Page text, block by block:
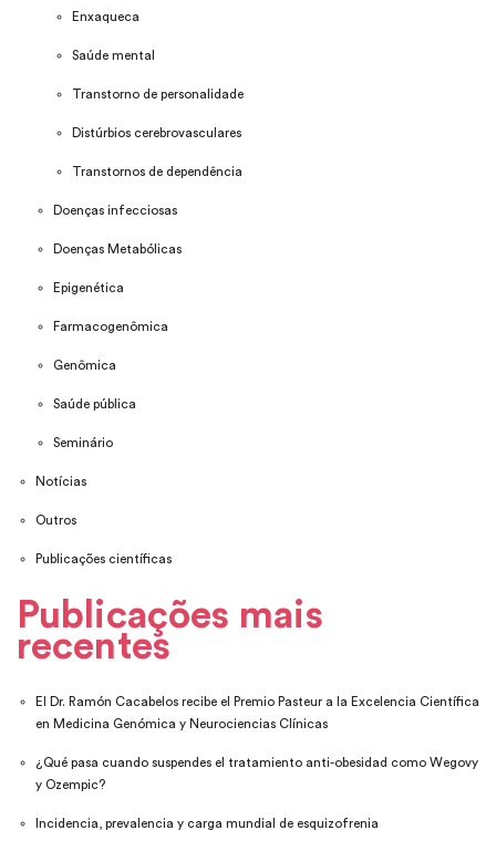
Enxaqueca
Saúde mental
Transtorno de personalidade
Distúrbios cerebrovasculares
Transtornos de dependência
Doenças infecciosas
Doenças Metabólicas
Epigenética
Farmacogenômica
Genômica
Saúde pública
Seminário
Notícias
Outros
Publicações científicas
Publicações mais
recentes
El Dr. Ramón Cacabelos recibe el Premio Pasteur a la Excelencia Científica
en Medicina Genómica y Neurociencias Clínicas
¿Qué pasa cuando suspendes el tratamiento anti-obesidad como Wegovy
y Ozempic?
Incidencia, prevalencia y carga mundial de esquizofrenia